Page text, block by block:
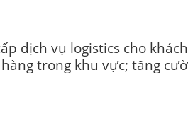
dịch vụ logistics cho
trong khu vực; tăng